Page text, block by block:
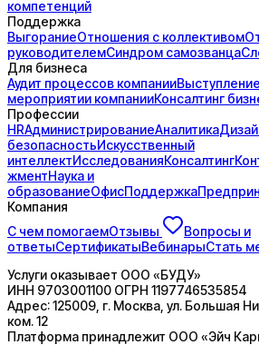
компетенций
Поддержка
ВыгораниеОтношения с коллективом
руководителемСиндром самозванца
Для бизнеса
Аудит процессов компании
мероприятии компанииКонсалтинг
Профессии
HRАдминистрированиеАналитика
безопасностьИскусственный
интеллектИсследованияКонсалтинг
жментНаука и
образованиеОфисПоддержка
Компания
С чем помогаемОтзывы
Вопросы и
ответыСертификатыВебинарыСтать
Услуги оказывает ООО «БУДУ»
ИНН 9703001100 ОГРН 1197746535854
Адрес:125009, г. Москва, ул. Большая
ком. 12
Платформа принадлежит ООО «Эйч